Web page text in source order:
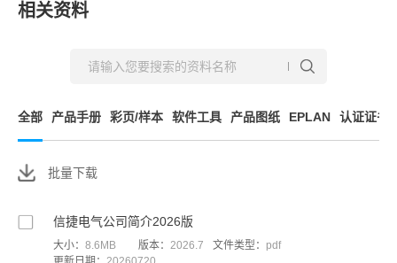
相关资料
全部 产品手册 彩页/样本 软件工具 产品图纸 EPLAN 认证证书
批量下载
信捷电气公司简介2026版
大小： 8.6MB 版本： 2026.7 文件类型： pdf